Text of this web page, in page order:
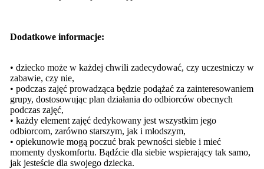
Dodatkowe informacje:
• dziecko może w każdej chwili zadecydować, czy uczestniczy w
zabawie, czy nie,
• podczas zajęć prowadząca będzie podążać za zainteresowaniem
grupy, dostosowując plan działania do odbiorców obecnych
podczas zajęć,
• każdy element zajęć dedykowany jest wszystkim jego
odbiorcom, zarówno starszym, jak i młodszym,
• opiekunowie mogą poczuć brak pewności siebie i mieć
momenty dyskomfortu. Bądźcie dla siebie wspierający tak samo,
jak jesteście dla swojego dziecka.